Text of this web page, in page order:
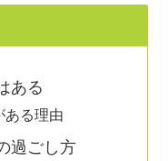
ある
ある理由
過ごし方